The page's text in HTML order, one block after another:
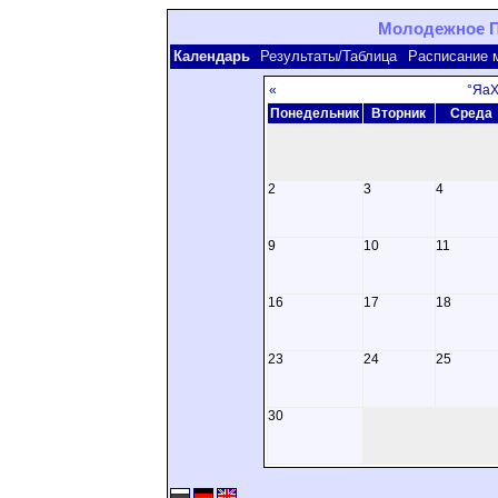
Молодежное
Календарь Результаты/Таблица Расписание
«
Понедельник
Вторник Среда
2 3 4
9 10 11
16 17 18
23 24 25
30